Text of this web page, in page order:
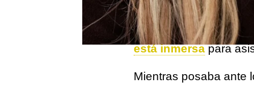
Festival de Cine de
Couture. La actrizha
está inmersapara
Mientras posaba ante